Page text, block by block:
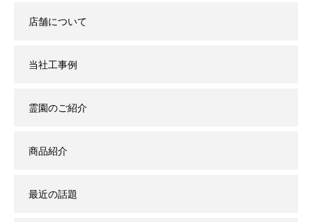
店舗について
当社工事例
霊園のご紹介
商品紹介
最近の話題